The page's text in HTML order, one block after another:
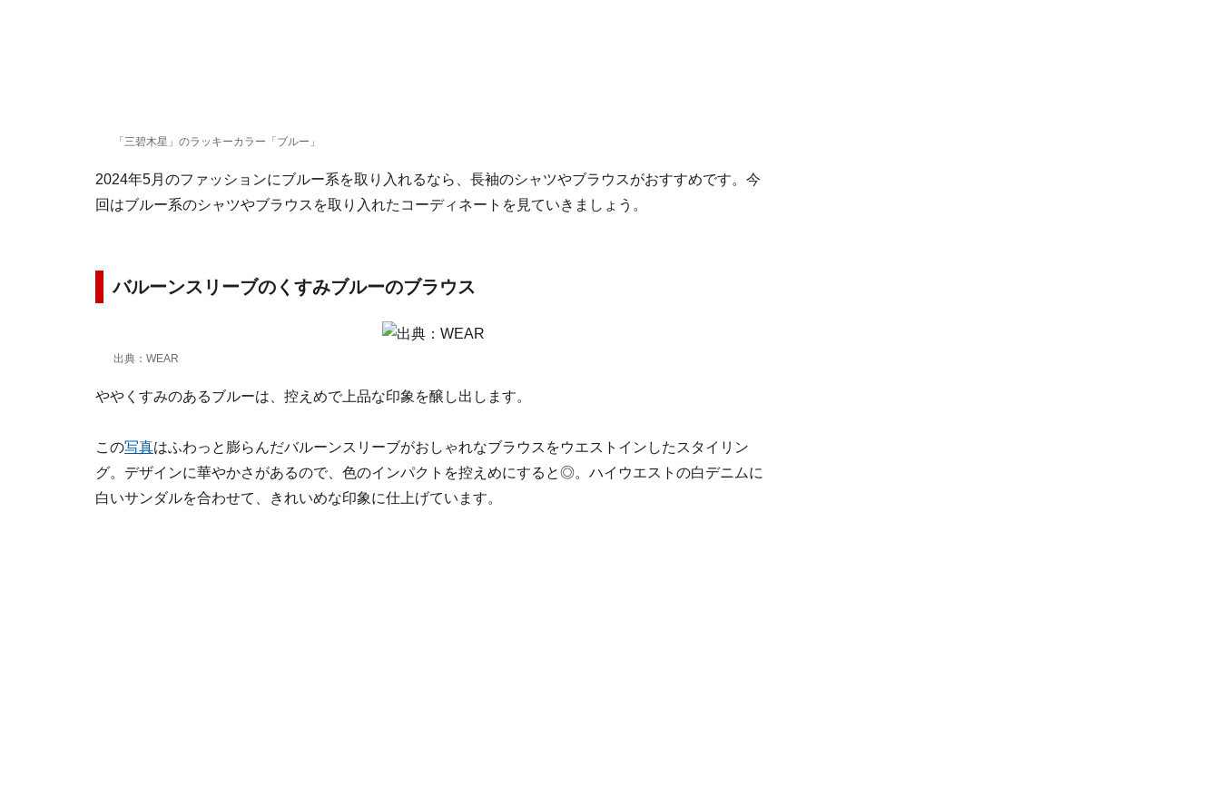
「三碧木星」のラッキーカラー「ブルー」
2024年5月のファッションにブルー系を取り入れるなら、長袖のシャツやブラウスがおすすめです。今
回はブルー系のシャツやブラウスを取り入れたコーディネートを見ていきましょう。
バルーンスリーブのくすみブルーのブラウス
出典：WEAR
ややくすみのあるブルーは、控えめで上品な印象を醸し出します。
この写真はふわっと膨らんだバルーンスリーブがおしゃれなブラウスをウエストインしたスタイリン
グ。デザインに華やかさがあるので、色のインパクトを控えめにすると◎。ハイウエストの白デニムに
白いサンダルを合わせて、きれいめな印象に仕上げています。